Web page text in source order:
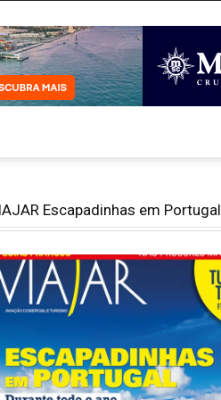
Escapadinhas em Portugal